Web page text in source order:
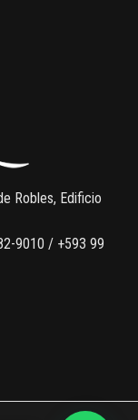
Robles, Edificio
9010 / +593 99